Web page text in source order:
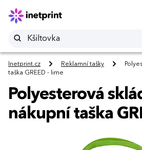
Inetprint.cz Reklamní tašky
taška GREED - lime
Polyesterová
nákupní taška